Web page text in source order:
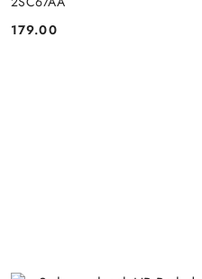
Cena:
179.00